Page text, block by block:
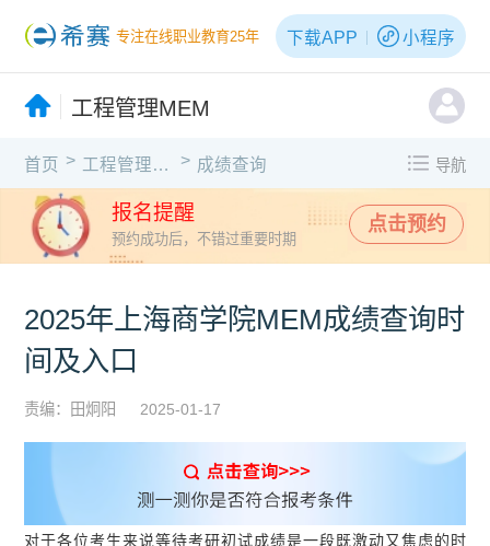
专注在线职业教育25年 下载APP 小程序
工程管理MEM
首页 > 工程管理MEM > 成绩查询 导航
报名提醒
预约成功后，不错过重要时期
点击预约
2025年上海商学院MEM成绩查询时
间及入口
责编：田炯阳 2025-01-17
对于各位考生来说等待考研初试成绩是一段既激动又焦虑的时